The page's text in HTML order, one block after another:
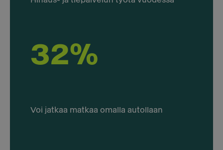
32%
Voi jatkaa matkaa omalla autollaan